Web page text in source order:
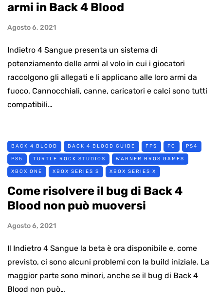
armi in Back 4 Blood
Agosto 6, 2021
Indietro 4 Sangue presenta un sistema di
potenziamento delle armi al volo in cui i giocatori
raccolgono gli allegati e li applicano alle loro armi da
fuoco. Cannocchiali, canne, caricatori e calci sono tutti
compatibili…
BACK 4 BLOOD BACK 4 BLOOD GUIDE FPS PC PS4
PS5 TURTLE ROCK STUDIOS WARNER BROS GAMES
XBOX ONE XBOX SERIES S XBOX SERIES X
Come risolvere il bug di Back 4
Blood non può muoversi
Agosto 6, 2021
Il Indietro 4 Sangue la beta è ora disponibile e, come
previsto, ci sono alcuni problemi con la build iniziale. La
maggior parte sono minori, anche se il bug di Back 4
Blood non può…